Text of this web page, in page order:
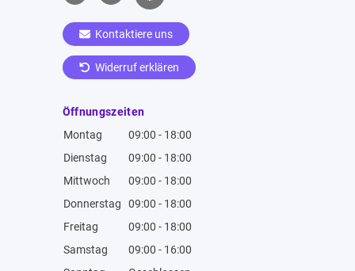
Kontaktiere uns
Widerruf erklären
Öffnungszeiten
Montag
09:00 - 18:00
Dienstag
09:00 - 18:00
Mittwoch
09:00 - 18:00
Donnerstag
09:00 - 18:00
Freitag
09:00 - 18:00
Samstag
09:00 - 16:00